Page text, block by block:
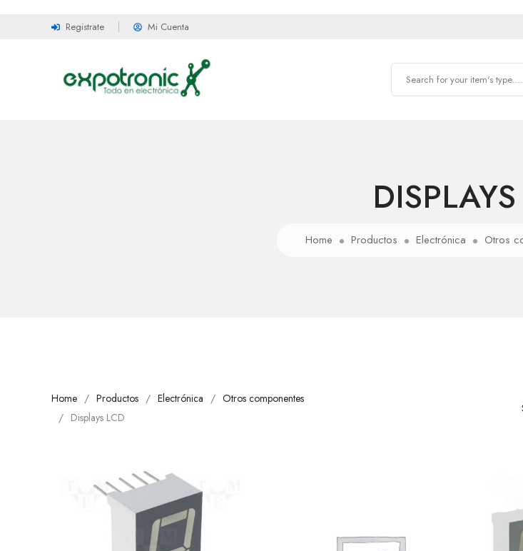
Registrate Mi Cuenta
Home Productos Electrónica Otros
Home Productos Electrónica
Otros componentes
Displays LCD